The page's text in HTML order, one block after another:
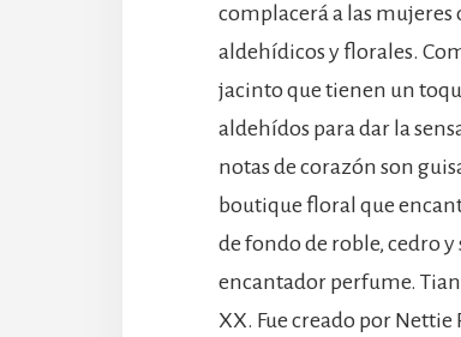
complacerá a las mujeres
aldehídicos y florales.
jacinto que tienen un
aldehídos para dar la
notas de corazón son
boutique floral que
de fondo de roble, cedro
encantador perfume.
XX. Fue creado por